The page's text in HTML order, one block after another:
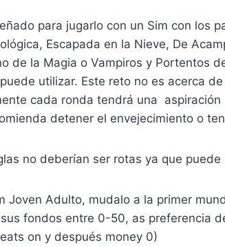
para jugarlo con un Sim con los
Escapada en la Nieve, De
de la Magia o Vampiros y Portentos
utilizar. Este reto no es acerca
cada ronda tendrá una
detener el envejecimiento o
no deberían ser rotas ya que
Joven Adulto, mudalo a la primer
fondos entre 0-50, as preferencia
on y después money 0)